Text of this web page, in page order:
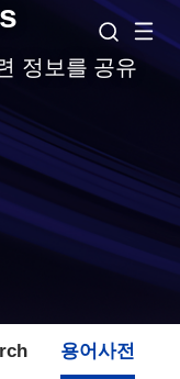
정보를 공유
용어사전